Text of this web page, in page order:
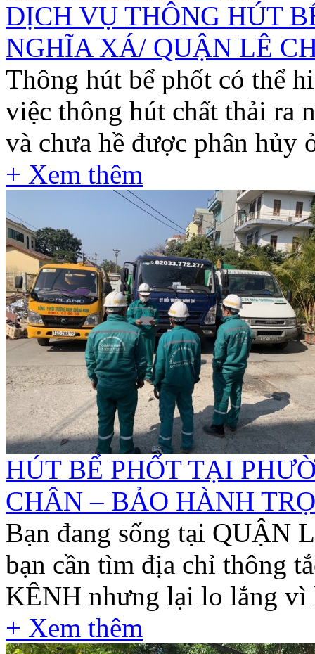
DỊCH VỤ THÔNG HÚT
NGHĨA XÁ/ QUẬN LÊ
Thông hút bể phốt có thể
việc thông hút chất thải ra
và chưa hề được phân hủy
+ Xem thêm
HÚT BỂ PHỐT TẠI
CHÂN – BẢO HÀNH
Bạn đang sống tại QUẬN
bạn cần tìm địa chỉ thông
KÊNH nhưng lại lo lắng vì
+ Xem thêm